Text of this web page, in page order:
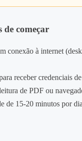
de começar
conexão à internet
receber credenciais de
de PDF ou
de 15‑20 minutos por